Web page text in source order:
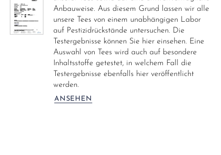
Anbauweise. Aus diesem Grund lassen wir alle
unsere Tees von einem unabhängigen Labor
auf Pestizidrückstände untersuchen. Die
Testergebnisse können Sie hier einsehen. Eine
Auswahl von Tees wird auch auf besondere
Inhaltsstoffe getestet, in welchem Fall die
Testergebnisse ebenfalls hier veröffentlicht
werden.
ANSEHEN